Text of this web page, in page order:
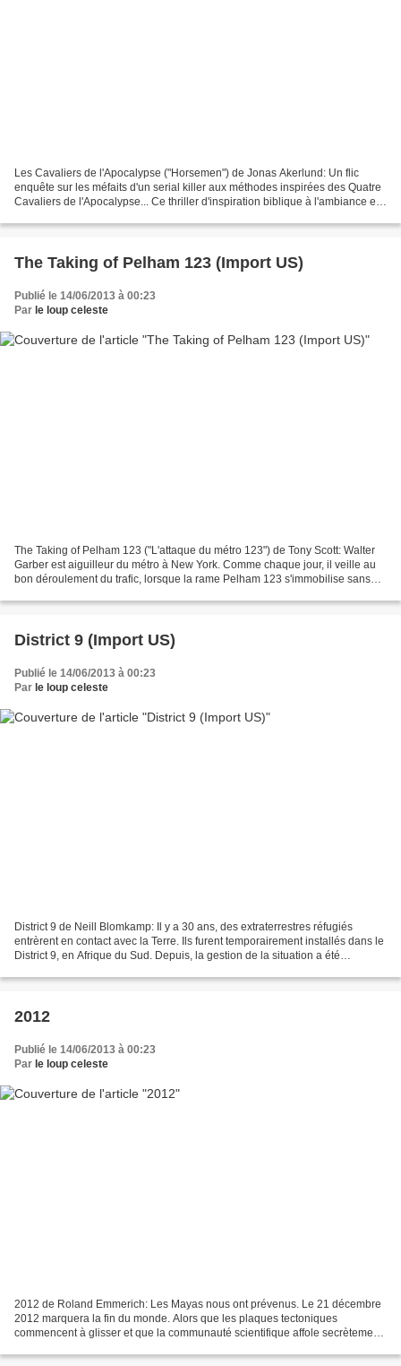
Les Cavaliers de l'Apocalypse ("Horsemen") de Jonas Akerlund: Un flic
enquête sur les méfaits d'un serial killer aux méthodes inspirées des Quatre
Cavaliers de l'Apocalypse... Ce thriller d'inspiration biblique à l'ambiance et
The Taking of Pelham 123 (Import US)
Publié le 14/06/2013 à 00:23
Par le loup celeste
The Taking of Pelham 123 ("L'attaque du métro 123") de Tony Scott: Walter
Garber est aiguilleur du métro à New York. Comme chaque jour, il veille au
bon déroulement du trafic, lorsque la rame Pelham 123 s'immobilise sans
District 9 (Import US)
Publié le 14/06/2013 à 00:23
Par le loup celeste
District 9 de Neill Blomkamp: Il y a 30 ans, des extraterrestres réfugiés
entrèrent en contact avec la Terre. Ils furent temporairement installés dans le
District 9, en Afrique du Sud. Depuis, la gestion de la situation a été
2012
Publié le 14/06/2013 à 00:23
Par le loup celeste
2012 de Roland Emmerich: Les Mayas nous ont prévenus. Le 21 décembre
2012 marquera la fin du monde. Alors que les plaques tectoniques
commencent à glisser et que la communauté scientifique affole secrètement